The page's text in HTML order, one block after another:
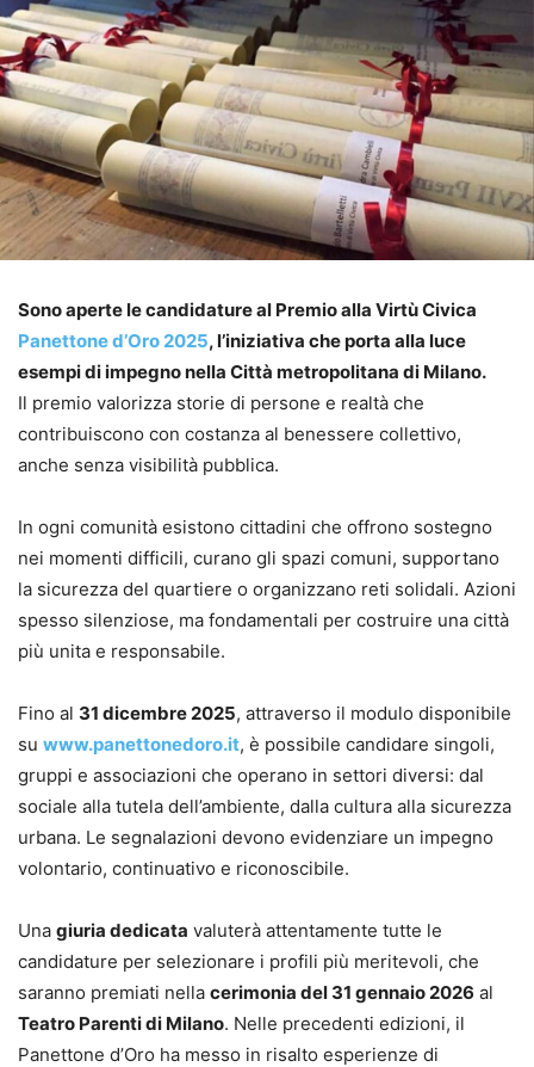
Sono aperte le candidature al Premio alla Virtù Civica
Panettone d’Oro 2025, l’iniziativa che porta alla luce
esempi di impegno nella Città metropolitana di Milano.
Il premio valorizza storie di persone e realtà che
contribuiscono con costanza al benessere collettivo,
anche senza visibilità pubblica.
In ogni comunità esistono cittadini che offrono sostegno
nei momenti difficili, curano gli spazi comuni, supportano
la sicurezza del quartiere o organizzano reti solidali. Azioni
spesso silenziose, ma fondamentali per costruire una città
più unita e responsabile.
Fino al 31 dicembre 2025, attraverso il modulo disponibile
su www.panettonedoro.it, è possibile candidare singoli,
gruppi e associazioni che operano in settori diversi: dal
sociale alla tutela dell’ambiente, dalla cultura alla sicurezza
urbana. Le segnalazioni devono evidenziare un impegno
volontario, continuativo e riconoscibile.
Una giuria dedicata valuterà attentamente tutte le
candidature per selezionare i profili più meritevoli, che
saranno premiati nella cerimonia del 31 gennaio 2026 al
Teatro Parenti di Milano. Nelle precedenti edizioni, il
Panettone d’Oro ha messo in risalto esperienze di